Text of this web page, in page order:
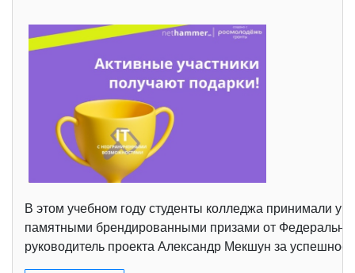
В этом учебном году студенты колледжа принимали
памятными брендированными призами от
руководитель проекта Александр Мекшун за